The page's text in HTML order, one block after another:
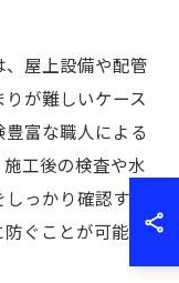
屋上設備や配管
が難しいケース
富な職人による
工後の検査や水
っかり確認する
ぐことが可能で